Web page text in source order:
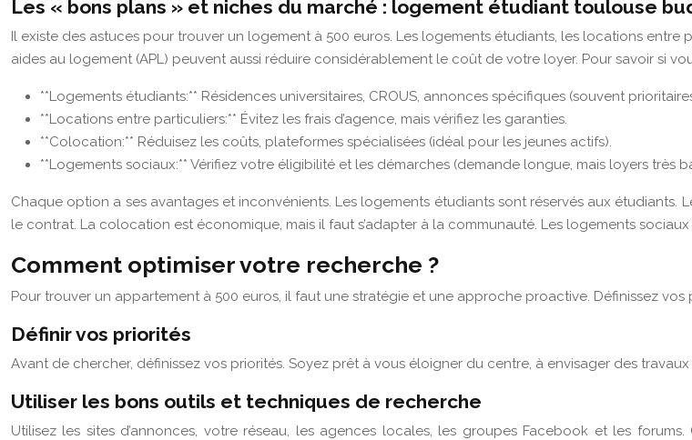
Les « bons plans » et niches du marché : logement étudiant toulouse
Il existe des astuces pour trouver un logement à 500 euros. Les logements étudiants, les locations
aides au logement (APL) peuvent aussi réduire considérablement le coût de votre loyer. Pour savoir si
**Logements étudiants:** Résidences universitaires, CROUS, annonces spécifiques (souvent
**Locations entre particuliers:** Évitez les frais d’agence, mais vérifiez les garanties.
**Colocation:** Réduisez les coûts, plateformes spécialisées (idéal pour les jeunes actifs).
**Logements sociaux:** Vérifiez votre éligibilité et les démarches (demande longue, mais loyers très
Chaque option a ses avantages et inconvénients. Les logements étudiants sont réservés aux
le contrat. La colocation est économique, mais il faut s’adapter à la communauté. Les logements
Comment optimiser votre recherche ?
Pour trouver un appartement à 500 euros, il faut une stratégie et une approche proactive. Définissez
Définir vos priorités
Avant de chercher, définissez vos priorités. Soyez prêt à vous éloigner du centre, à envisager des
Utiliser les bons outils et techniques de recherche
Utilisez les sites d’annonces, votre réseau, les agences locales, les groupes Facebook et les